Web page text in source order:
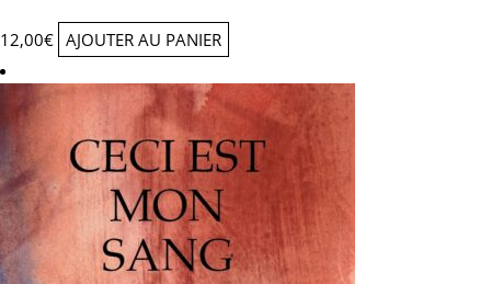
12,00€ AJOUTER AU PANIER